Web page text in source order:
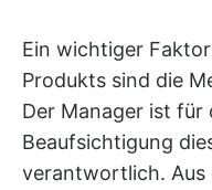
Ein wichtiger
Produkts sind die
Der Manager ist für
Beaufsichtigung
verantwortlich. Aus